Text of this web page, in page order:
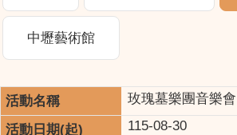
中壢藝術館
玫瑰墓樂團音樂會
115-08-30